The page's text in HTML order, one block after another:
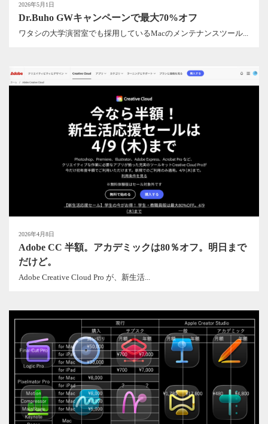
2026年5月1日
Dr.Buho GWキャンペーンで最大70%オフ
ワタシの大学演習室でも採用しているMacのメンテナンスツール...
2026年4月8日
Adobe CC 半額。アカデミックは80％オフ。明日まで
だけど。
Adobe Creative Cloud Pro が、新生活...